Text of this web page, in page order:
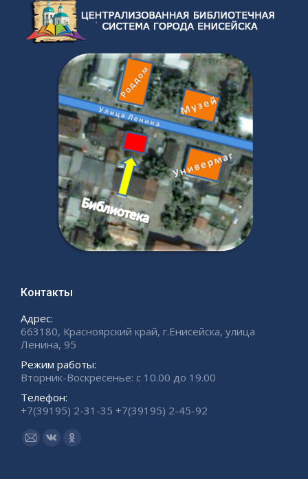
Контакты
Адрес:
663180, Красноярский край, г.Енисейска, улица
Ленина, 95
Режим работы:
Вторник-Воскресенье: с 10.00 до 19.00
Телефон:
+7(39195) 2-31-35 +7(39195) 2-45-92
Ищите нас:
СтраницаСтраница
Страница